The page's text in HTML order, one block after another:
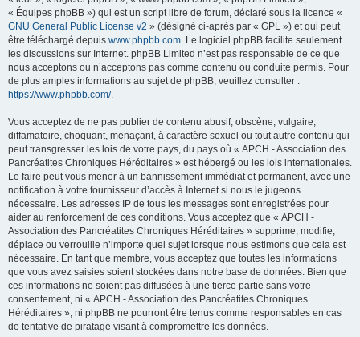
« Équipes phpBB ») qui est un script libre de forum, déclaré sous la licence «
GNU General Public License v2 » (désigné ci-après par « GPL ») et qui peut
être téléchargé depuis www.phpbb.com. Le logiciel phpBB facilite seulement
les discussions sur Internet. phpBB Limited n’est pas responsable de ce que
nous acceptons ou n’acceptons pas comme contenu ou conduite permis. Pour
de plus amples informations au sujet de phpBB, veuillez consulter :
https://www.phpbb.com/.
Vous acceptez de ne pas publier de contenu abusif, obscène, vulgaire,
diffamatoire, choquant, menaçant, à caractère sexuel ou tout autre contenu qui
peut transgresser les lois de votre pays, du pays où « APCH - Association des
Pancréatites Chroniques Héréditaires » est hébergé ou les lois internationales.
Le faire peut vous mener à un bannissement immédiat et permanent, avec une
notification à votre fournisseur d’accès à Internet si nous le jugeons
nécessaire. Les adresses IP de tous les messages sont enregistrées pour
aider au renforcement de ces conditions. Vous acceptez que « APCH -
Association des Pancréatites Chroniques Héréditaires » supprime, modifie,
déplace ou verrouille n’importe quel sujet lorsque nous estimons que cela est
nécessaire. En tant que membre, vous acceptez que toutes les informations
que vous avez saisies soient stockées dans notre base de données. Bien que
ces informations ne soient pas diffusées à une tierce partie sans votre
consentement, ni « APCH - Association des Pancréatites Chroniques
Héréditaires », ni phpBB ne pourront être tenus comme responsables en cas
de tentative de piratage visant à compromettre les données.